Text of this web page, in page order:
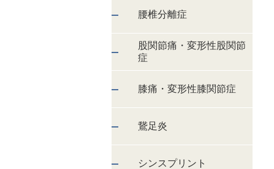
腰椎分離症
股関節痛・変形性股関節
症
膝痛・変形性膝関節症
鵞足炎
シンスプリント